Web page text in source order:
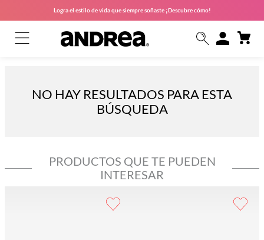
Logra el estilo de vida que siempre soñaste ¡Descubre cómo!
NO HAY RESULTADOS PARA ESTA
BÚSQUEDA
PRODUCTOS QUE TE PUEDEN
INTERESAR